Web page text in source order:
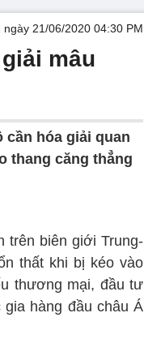
ngày 21/06/2020 04:30 PM
mâu
cần hóa giải quan
thang căng thẳng
trên biên giới Trung-
thất khi bị kéo vào
thương mại, đầu tư
hàng đầu châu Á